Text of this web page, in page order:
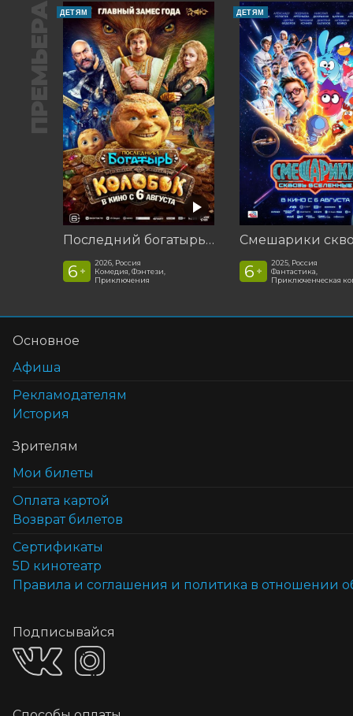
ПРЕМЬЕРА ДЕТЯМ
Последний богатырь. Колобок
6 +
2026, Россия
Комедия, Фэнтези,
Приключения
ДЕТЯМ
6 +
2025, Россия
Фантастика,
Приключенческая
Основное
Афиша
Рекламодателям
История
Зрителям
Мои билеты
Оплата картой
Возврат билетов
Cертификаты
5D кинотеатр
Правила и соглашения и политика в отношении
Подписывайся